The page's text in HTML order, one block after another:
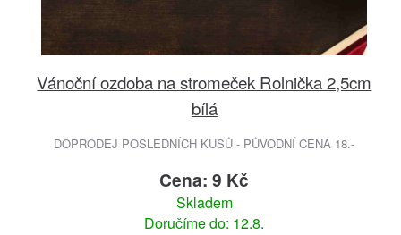
Vánoční ozdoba na stromeček Rolnička 2,5cm
bílá
DOPRODEJ POSLEDNÍCH KUSŮ - PŮVODNÍ CENA 18.-
Cena: 9 Kč
Skladem
Doručíme do: 12.8.